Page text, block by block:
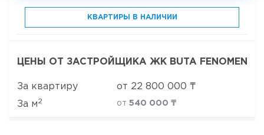
КВАРТИРЫ В НАЛИЧИИ
ЦЕНЫ ОТ ЗАСТРОЙЩИКА ЖК BUTA FENOMEN
За квартиру от 22 800 000 ₸
За м2 от 540 000 ₸